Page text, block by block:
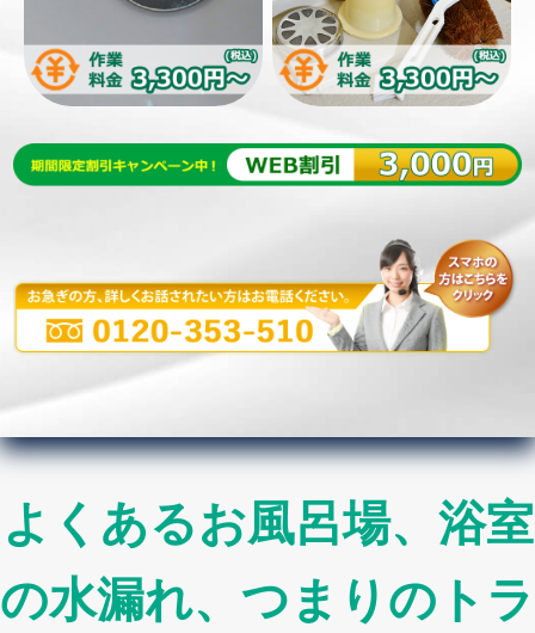
よくあるお風呂場、浴室
の水漏れ、つまりのトラ